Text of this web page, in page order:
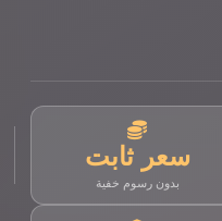
سعر ثابت
بدون رسوم خفية